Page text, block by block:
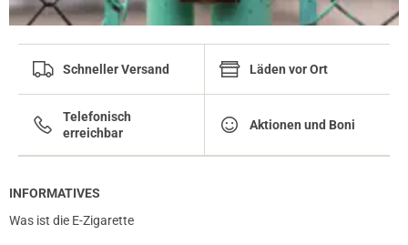
Schneller Versand Läden vor Ort
Telefonisch
erreichbar
Aktionen und Boni
INFORMATIVES
Was ist die E-Zigarette